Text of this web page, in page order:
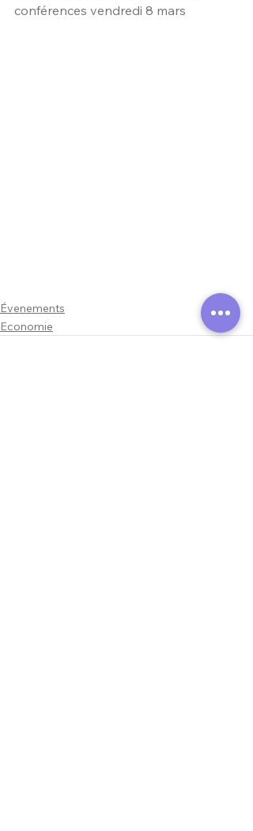
conférences vendredi 8 mars
Évenements
Economie